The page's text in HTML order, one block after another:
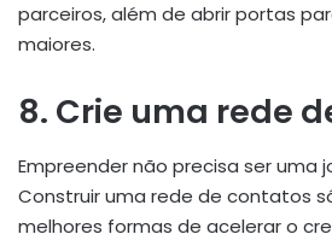
parceiros, além de abrir portas
maiores.
8. Crie uma rede
Empreender não precisa ser uma
Construir uma rede de contatos
melhores formas de acelerar o